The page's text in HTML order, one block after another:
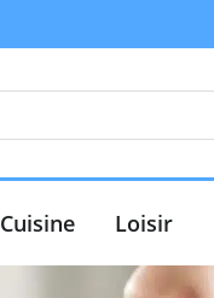
Cuisine Loisir